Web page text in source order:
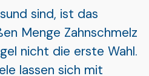
sind, ist das
Menge Zahnschmelz
nicht die erste Wahl.
lassen sich mit